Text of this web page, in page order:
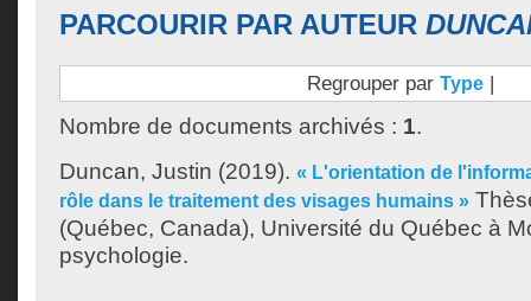
PARCOURIR PAR AUTEUR
Regrouper par Type |
Nombre de documents archivés : 1.
Duncan, Justin (2019). « L'orientation de
rôle dans le traitement des visages humains »
(Québec, Canada), Université du Québec à
psychologie.